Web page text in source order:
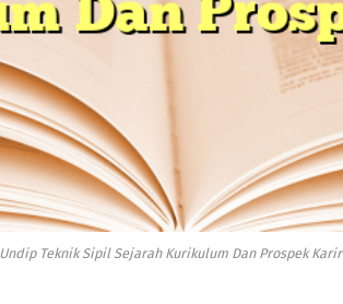
Undip Teknik Sipil Sejarah Kurikulum Dan Prospek Karir